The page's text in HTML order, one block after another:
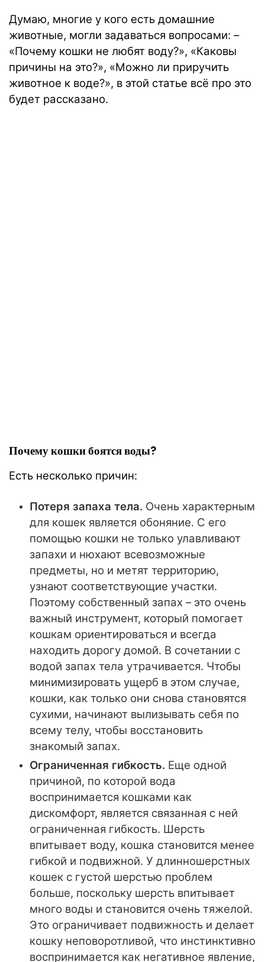
Думаю, многие у кого есть домашние
животные, могли задаваться вопросами: –
«Почему кошки не любят воду?», «Каковы
причины на это?», «Можно ли приручить
животное к воде?», в этой статье всё про это
будет рассказано.
Почему кошки боятся воды?
Есть несколько причин:
Потеря запаха тела. Очень характерным
для кошек является обоняние. С его
помощью кошки не только улавливают
запахи и нюхают всевозможные
предметы, но и метят территорию,
узнают соответствующие участки.
Поэтому собственный запах – это очень
важный инструмент, который помогает
кошкам ориентироваться и всегда
находить дорогу домой. В сочетании с
водой запах тела утрачивается. Чтобы
минимизировать ущерб в этом случае,
кошки, как только они снова становятся
сухими, начинают вылизывать себя по
всему телу, чтобы восстановить
знакомый запах.
Ограниченная гибкость. Еще одной
причиной, по которой вода
воспринимается кошками как
дискомфорт, является связанная с ней
ограниченная гибкость. Шерсть
впитывает воду, кошка становится менее
гибкой и подвижной. У длинношерстных
кошек с густой шерстью проблем
больше, поскольку шерсть впитывает
много воды и становится очень тяжелой.
Это ограничивает подвижность и делает
кошку неповоротливой, что инстинктивно
воспринимается как негативное явление,